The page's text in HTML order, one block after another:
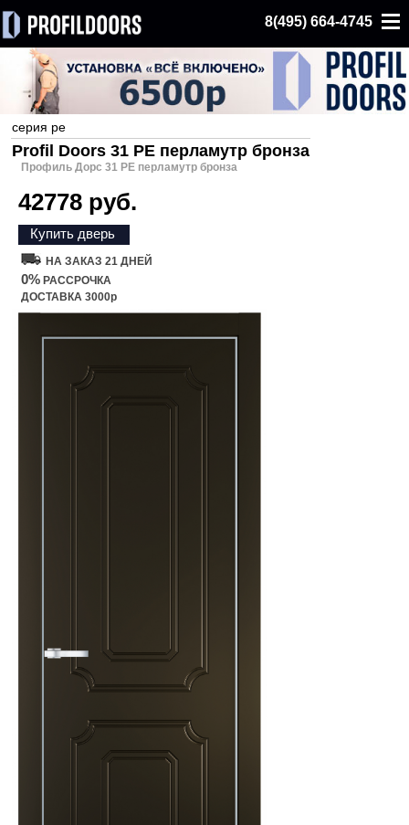
8(495) 664-4745
серия pe
Profil Doors 31 PE перламутр бронза
Профиль Дорс 31 PE перламутр бронза
42778 руб.
Купить дверь
НА ЗАКАЗ 21 ДНЕЙ
0% РАССРОЧКА
ДОСТАВКА 3000р